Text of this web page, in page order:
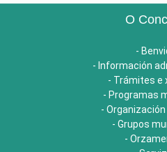
O
-
- Información
- Trámites e
- Programas
-
- Grupos
-